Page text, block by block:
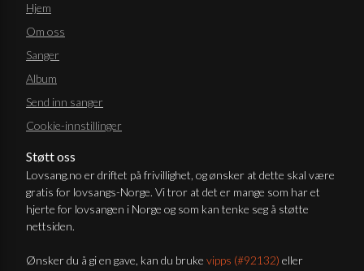
Hjem
Om oss
Sanger
Album
Send inn sanger
Cookie-innstillinger
Støtt oss
Lovsang.no er driftet på frivillighet, og ønsker at dette skal være
gratis for lovsangs-Norge. Vi tror at det er mange som har et
hjerte for lovsangen i Norge og som kan tenke seg å støtte
nettsiden.
Ønsker du å gi en gave, kan du bruke vipps (#92132) eller